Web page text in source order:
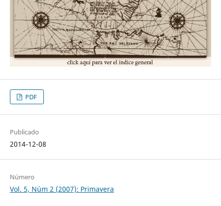
PDF
Publicado
2014-12-08
Número
Vol. 5, Núm 2 (2007): Primavera